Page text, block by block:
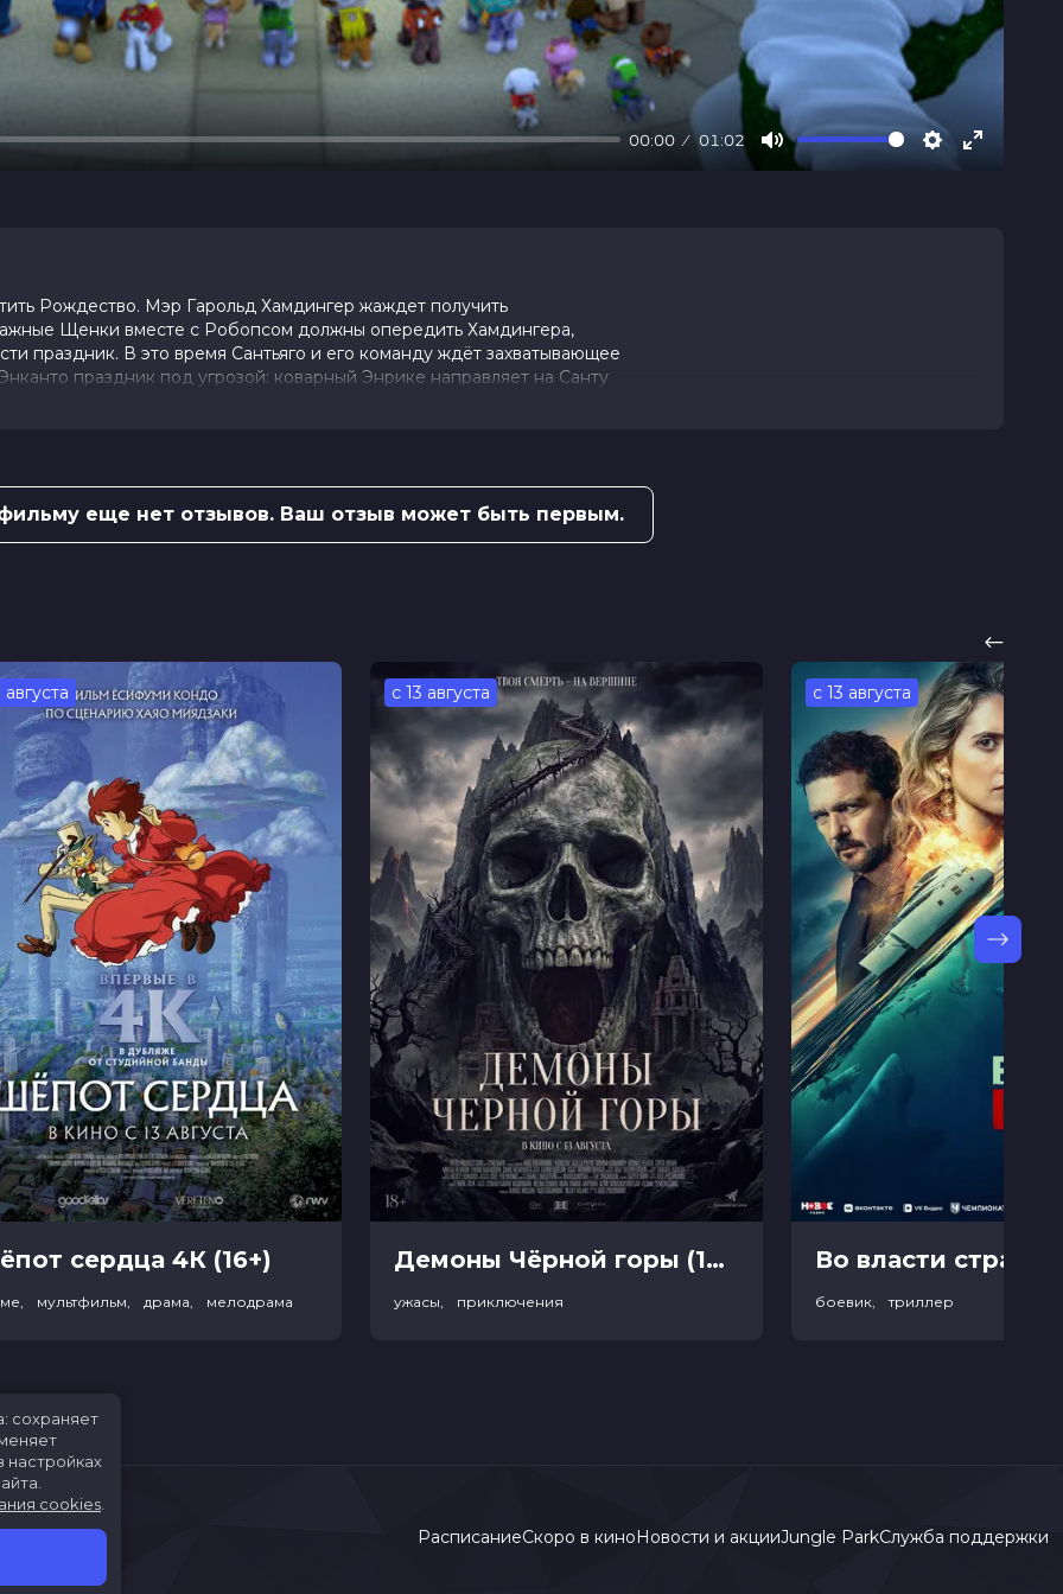
00:00 01:02
Mute Settings
Рождество. Мэр Гарольд Хамдингер жаждет получить
Щенки вместе с Робопсом должны опередить Хамдингера,
праздник. В это время Сантьяго и его команду ждёт захватывающее
праздник под угрозой: коварный Энрике направляет на Санту
и отвага Сантьяго и его команды помогают преодолеть
Лопез
еще нет отзывов. Ваш отзыв может быть первым.
августа
сердца 4К (16+)
мультфильм, драма, мелодрама
с 13 августа
Демоны Чёрной горы (18+)
ужасы, приключения
с 13 августа
Во власти страха
боевик, триллер
РасписаниеСкоро в киноНовости и акцииJungle ParkСлужба поддержки
сохраняет
настройках
cookies